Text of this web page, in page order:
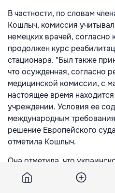
В частности, по словам
Кошлыч, комиссия
немецких врачей,
продолжен курс
стационара. "Был также
что осужденная, согласно
медицинской комиссии, с
настоящее время
учреждении. Условия ее
международным
решение Европейского
отметила Кошлыч.
Она отметила, что
предусматривает
социальной реабилитации